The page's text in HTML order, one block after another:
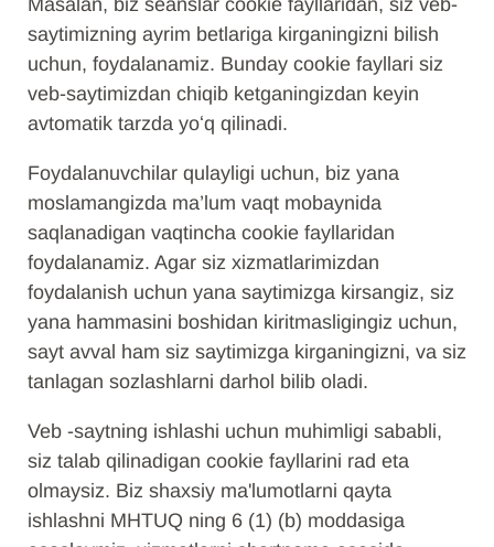
Masalan, biz seanslar cookie fayllaridan, siz veb-
saytimizning ayrim betlariga kirganingizni bilish
uchun, foydalanamiz. Bunday cookie fayllari siz
veb-saytimizdan chiqib ketganingizdan keyin
avtomatik tarzda yoʻq qilinadi.
Foydalanuvchilar qulayligi uchun, biz yana
moslamangizda ma’lum vaqt mobaynida
saqlanadigan vaqtincha cookie fayllaridan
foydalanamiz. Agar siz xizmatlarimizdan
foydalanish uchun yana saytimizga kirsangiz, siz
yana hammasini boshidan kiritmasligingiz uchun,
sayt avval ham siz saytimizga kirganingizni, va siz
tanlagan sozlashlarni darhol bilib oladi.
Veb -saytning ishlashi uchun muhimligi sababli,
siz talab qilinadigan cookie fayllarini rad eta
olmaysiz. Biz shaxsiy ma'lumotlarni qayta
ishlashni MHTUQ ning 6 (1) (b) moddasiga